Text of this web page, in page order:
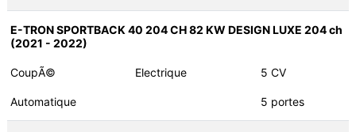
E-TRON SPORTBACK 40 204 CH 82 KW DESIGN LUXE 204 ch
(2021 - 2022)
CoupÃ© Electrique 5 CV
Automatique 5 portes